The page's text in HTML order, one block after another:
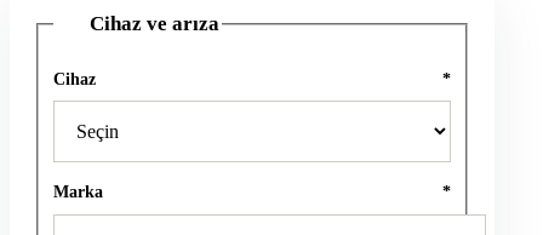
Cihaz ve arıza
Cihaz *
Marka *